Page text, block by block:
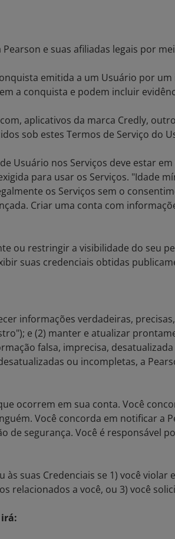
e suas afiliadas legais por
emitida a um Usuário por um
a conquista e podem incluir
aplicativos da marca Credly,
sob estes Termos de Serviço do
Usuário nos Serviços deve estar
para usar os Serviços. "Idade
os Serviços sem o
Criar uma conta com
ou restringir a visibilidade do seu
suas credenciais obtidas
informações verdadeiras,
e (2) manter e atualizar
falsa, imprecisa,
ou incompletas, a
ocorrem em sua conta. Você
Você concorda em notificar a
segurança. Você é responsável
suas Credenciais se 1) você
relacionados a você, ou 3) você
irá: